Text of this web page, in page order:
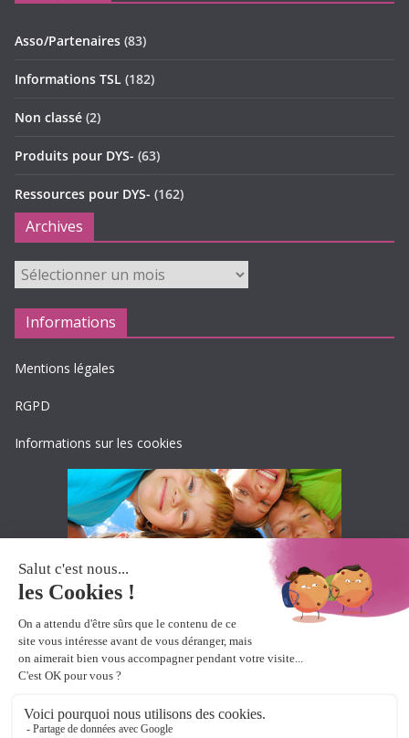
Asso/Partenaires (83)
Informations TSL (182)
Non classé (2)
Produits pour DYS- (63)
Ressources pour DYS- (162)
Archives
Archives
Informations
Mentions légales
RGPD
Informations sur les cookies